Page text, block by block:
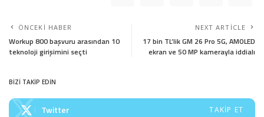
ÖNCEKI HABER
Workup 800 başvuru arasından 10
teknoloji girişimini seçti
NEXT ARTICLE
17 bin TL’lik GM 26 Pro 5G, AMOLED
ekran ve 50 MP kamerayla iddialı
BİZİ TAKİP EDİN
Twitter TAKIP ET